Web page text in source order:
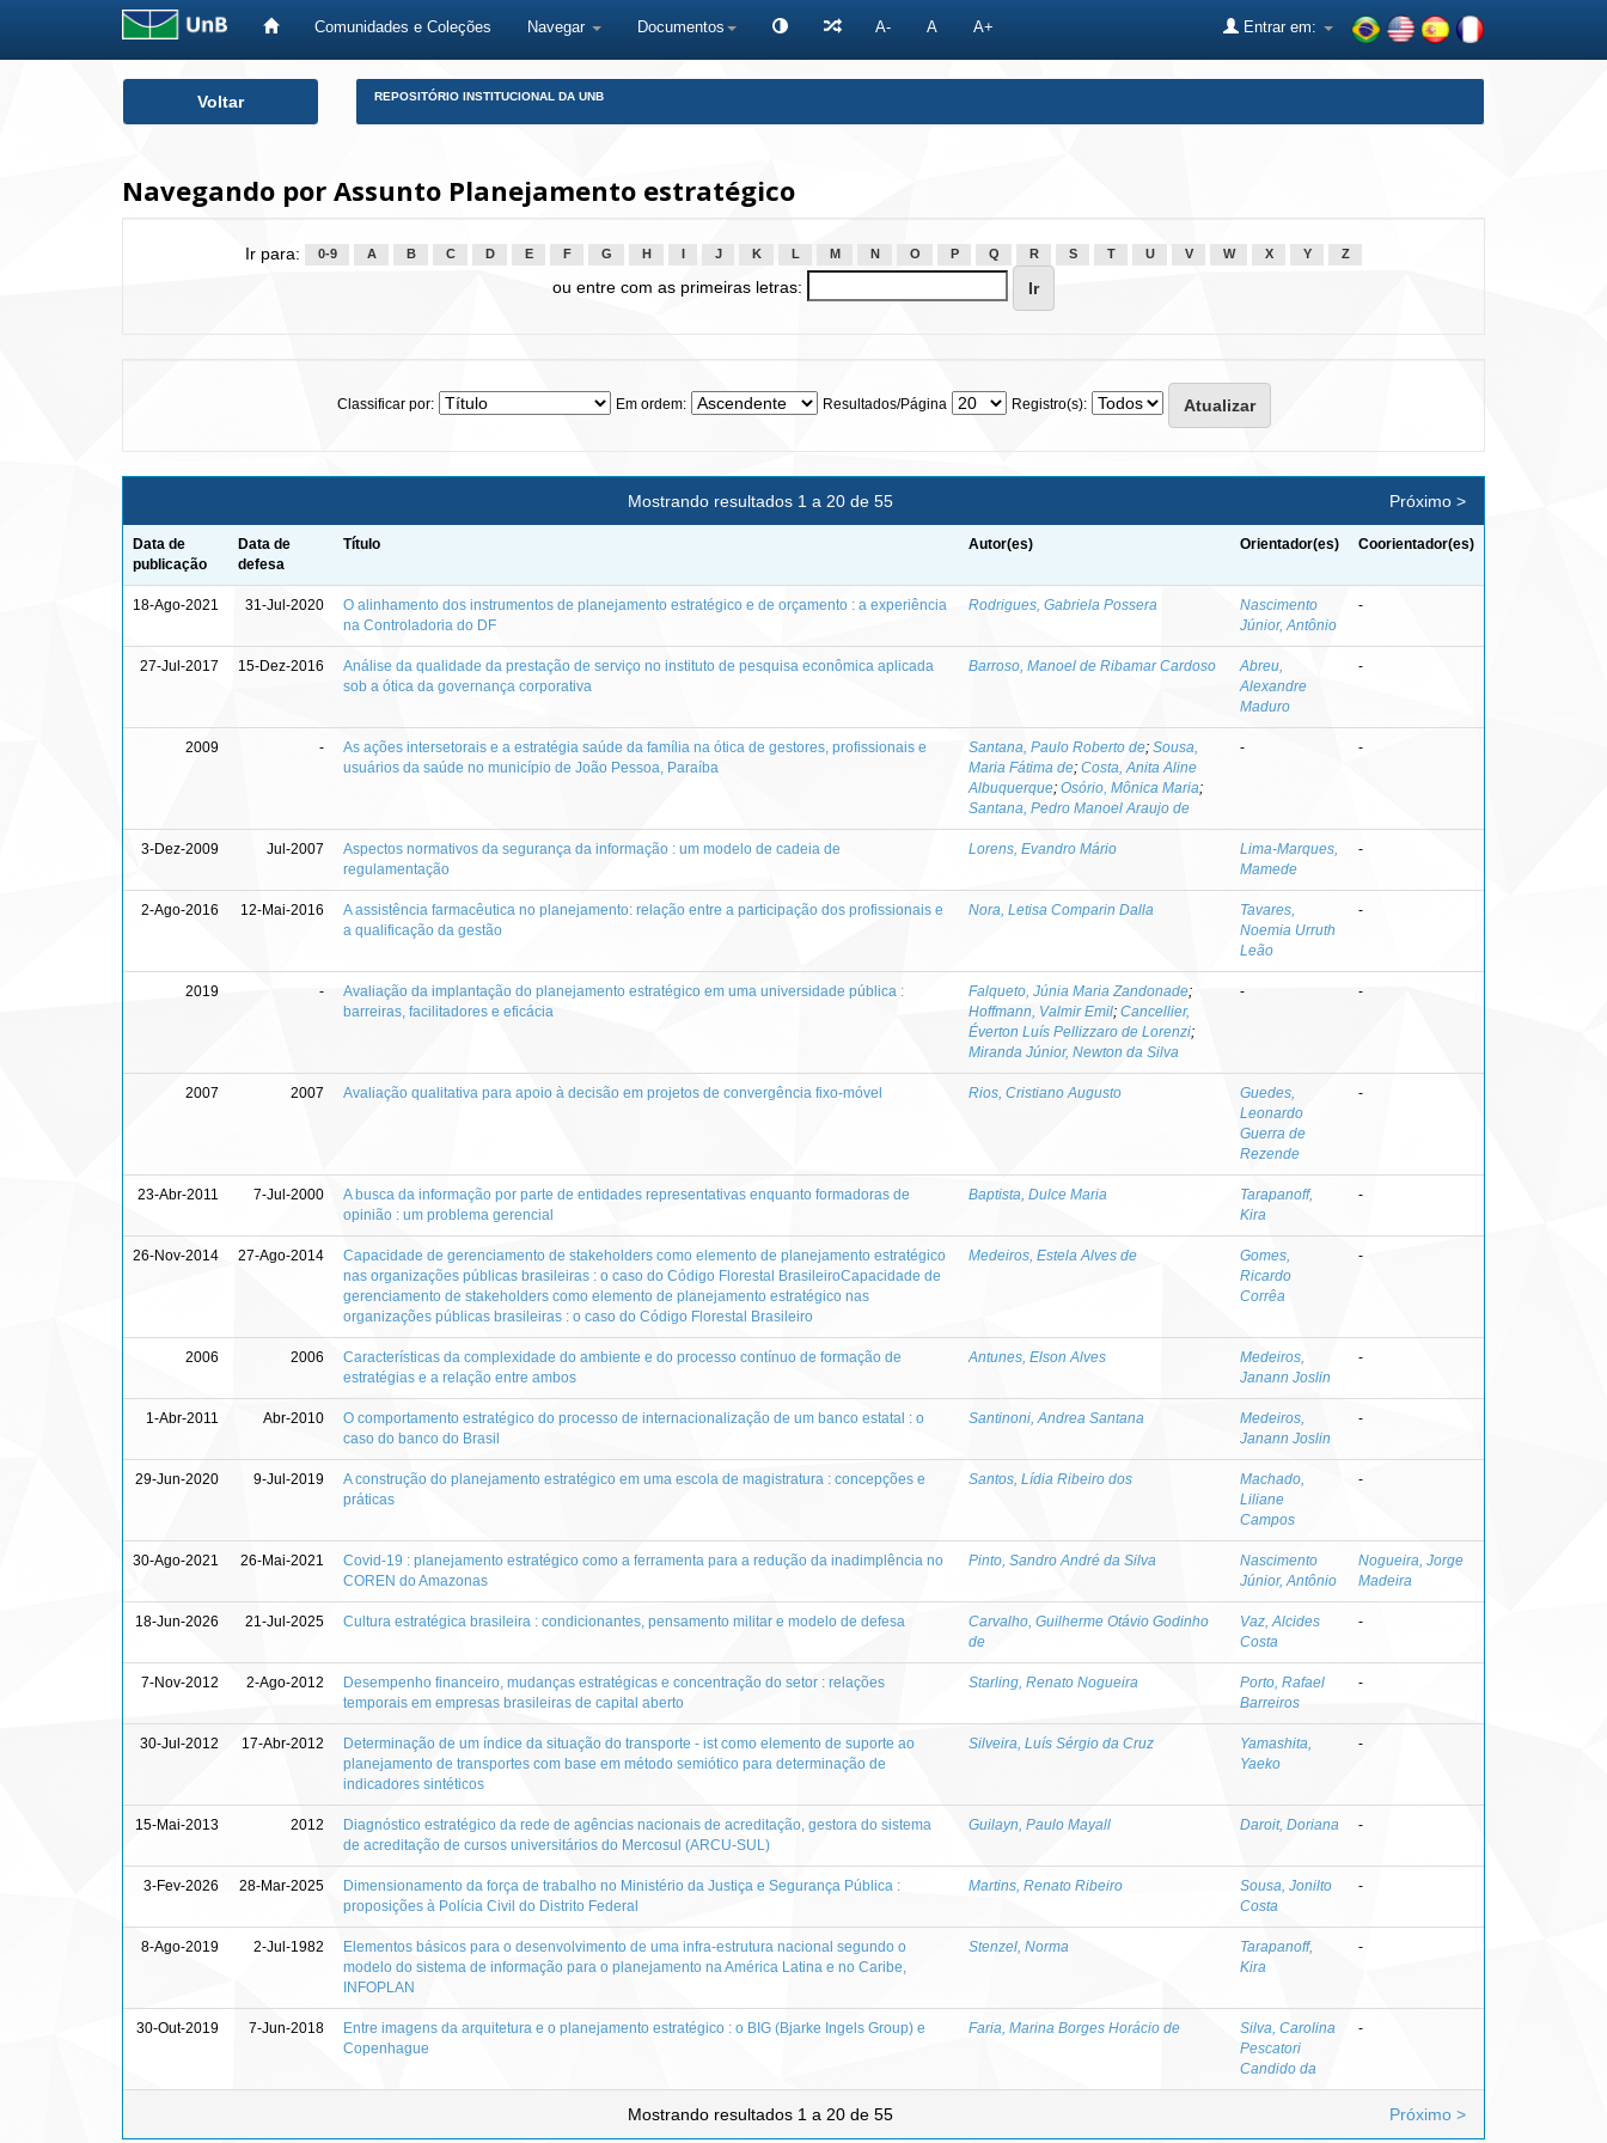
Comunidades e Coleções Navegar Documentos A- A A+ Entrar em:
Voltar REPOSITÓRIO INSTITUCIONAL DA UNB
Navegando por Assunto Planejamento estratégico
Ir para: 0-9 A B C D E F G H J K L M N O P Q R S T U V W X Y Z
ou entre com as primeiras letras:
Classificar por: Em ordem: Resultados/Página Registro(s):
Mostrando resultados 1 a 20 de 55 Próximo >
Data de
publicação
Data de
defesa
Título Autor(es) Orientador(es) Coorientador(es)
18-Ago-2021 31-Jul-2020
O alinhamento dos instrumentos de planejamento estratégico e de orçamento : a experiência
na Controladoria do DF
Rodrigues, Gabriela Possera
Nascimento
Júnior, Antônio
-
27-Jul-2017 15-Dez-2016
Análise da qualidade da prestação de serviço no instituto de pesquisa econômica aplicada
sob a ótica da governança corporativa
Barroso, Manoel de Ribamar Cardoso
Abreu,
Alexandre
Maduro
-
2009 -
As ações intersetorais e a estratégia saúde da família na ótica de gestores, profissionais e
usuários da saúde no município de João Pessoa, Paraíba
Santana, Paulo Roberto de; Sousa,
Maria Fátima de; Costa, Anita Aline
Albuquerque; Osório, Mônica Maria;
Santana, Pedro Manoel Araujo de
- -
3-Dez-2009 Jul-2007
Aspectos normativos da segurança da informação : um modelo de cadeia de
regulamentação
Lorens, Evandro Mário
Lima-Marques,
Mamede
-
2-Ago-2016 12-Mai-2016
A assistência farmacêutica no planejamento: relação entre a participação dos profissionais e
a qualificação da gestão
Nora, Letisa Comparin Dalla
Tavares,
Noemia Urruth
Leão
-
2019 -
Avaliação da implantação do planejamento estratégico em uma universidade pública :
barreiras, facilitadores e eficácia
Falqueto, Júnia Maria Zandonade;
Hoffmann, Valmir Emil; Cancellier,
Éverton Luís Pellizzaro de Lorenzi;
Miranda Júnior, Newton da Silva
- -
2007 2007 Avaliação qualitativa para apoio à decisão em projetos de convergência fixo-móvel Rios, Cristiano Augusto
Guedes,
Leonardo
Guerra de
Rezende
-
23-Abr-2011 7-Jul-2000
A busca da informação por parte de entidades representativas enquanto formadoras de
opinião : um problema gerencial
Baptista, Dulce Maria
Tarapanoff,
Kira
-
26-Nov-2014 27-Ago-2014
Capacidade de gerenciamento de stakeholders como elemento de planejamento estratégico
nas organizações públicas brasileiras : o caso do Código Florestal BrasileiroCapacidade de
gerenciamento de stakeholders como elemento de planejamento estratégico nas
organizações públicas brasileiras : o caso do Código Florestal Brasileiro
Medeiros, Estela Alves de
Gomes,
Ricardo
Corrêa
-
2006 2006
Características da complexidade do ambiente e do processo contínuo de formação de
estratégias e a relação entre ambos
Antunes, Elson Alves
Medeiros,
Janann Joslin
-
1-Abr-2011 Abr-2010
O comportamento estratégico do processo de internacionalização de um banco estatal : o
caso do banco do Brasil
Santinoni, Andrea Santana
Medeiros,
Janann Joslin
-
29-Jun-2020 9-Jul-2019
A construção do planejamento estratégico em uma escola de magistratura : concepções e
práticas
Santos, Lídia Ribeiro dos
Machado,
Liliane
Campos
-
30-Ago-2021 26-Mai-2021
Covid-19 : planejamento estratégico como a ferramenta para a redução da inadimplência no
COREN do Amazonas
Pinto, Sandro André da Silva
Nascimento
Júnior, Antônio
Nogueira, Jorge
Madeira
18-Jun-2026 21-Jul-2025 Cultura estratégica brasileira : condicionantes, pensamento militar e modelo de defesa
Carvalho, Guilherme Otávio Godinho
de
Vaz, Alcides
Costa
-
7-Nov-2012 2-Ago-2012
Desempenho financeiro, mudanças estratégicas e concentração do setor : relações
temporais em empresas brasileiras de capital aberto
Starling, Renato Nogueira
Porto, Rafael
Barreiros
-
30-Jul-2012 17-Abr-2012
Determinação de um índice da situação do transporte - ist como elemento de suporte ao
planejamento de transportes com base em método semiótico para determinação de
indicadores sintéticos
Silveira, Luís Sérgio da Cruz
Yamashita,
Yaeko
-
15-Mai-2013 2012
Diagnóstico estratégico da rede de agências nacionais de acreditação, gestora do sistema
de acreditação de cursos universitários do Mercosul (ARCU-SUL)
Guilayn, Paulo Mayall Daroit, Doriana -
3-Fev-2026 28-Mar-2025
Dimensionamento da força de trabalho no Ministério da Justiça e Segurança Pública :
proposições à Polícia Civil do Distrito Federal
Martins, Renato Ribeiro
Sousa, Jonilto
Costa
-
8-Ago-2019 2-Jul-1982
Elementos básicos para o desenvolvimento de uma infra-estrutura nacional segundo o
modelo do sistema de informação para o planejamento na América Latina e no Caribe,
INFOPLAN
Stenzel, Norma
Tarapanoff,
Kira
-
30-Out-2019 7-Jun-2018
Entre imagens da arquitetura e o planejamento estratégico : o BIG (Bjarke Ingels Group) e
Copenhague
Faria, Marina Borges Horácio de
Silva, Carolina
Pescatori
Candido da
-
Mostrando resultados 1 a 20 de 55 Próximo >